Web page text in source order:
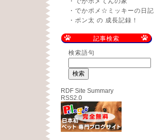
・ でかポメ☆ミッキーの日記
・ ポン太 の 成長記録！
記事検索
検索語句
RDF Site Summary
RSS2.0